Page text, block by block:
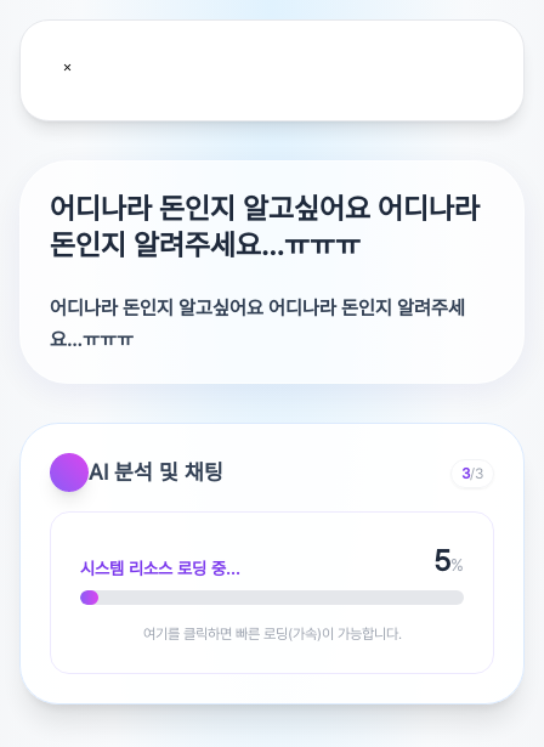
어디나라 돈인지 알고싶어요 어디나라
돈인지 알려주세요…ㅠㅠㅠ
어디나라 돈인지 알고싶어요 어디나라 돈인지 알려주세
요…ㅠㅠㅠ
광고 [X]를 누르면 내용이 해제됩니다
AI 분석 및 채팅 3/3
시스템 리소스 로딩 중... 5%
여기를 클릭하면 빠른 로딩(가속)이 가능합니다.